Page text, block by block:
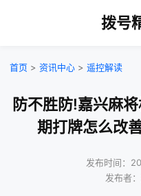
拨号
首页 > 资讯中心 > 遥控解读
防不胜防!嘉兴麻
期打牌怎么改
发布时间：
发布者